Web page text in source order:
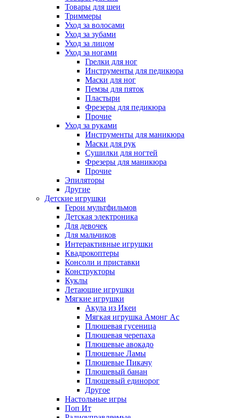
Товары для шеи
Триммеры
Уход за волосами
Уход за зубами
Уход за лицом
Уход за ногами
Грелки для ног
Инструменты для педикюра
Маски для ног
Пемзы для пяток
Пластыри
Фрезеры для педикюра
Прочие
Уход за руками
Инструменты для маникюра
Маски для рук
Сушилки для ногтей
Фрезеры для маникюра
Прочие
Эпиляторы
Другие
Детские игрушки
Герои мультфильмов
Детская электроника
Для девочек
Для мальчиков
Интерактивные игрушки
Квадрокоптеры
Консоли и приставки
Конструкторы
Куклы
Летающие игрушки
Мягкие игрушки
Акула из Икеи
Мягкая игрушка Амонг Ас
Плюшевая гусеница
Плюшевая черепаха
Плюшевые авокадо
Плюшевые Ламы
Плюшевые Пикачу
Плюшевый банан
Плюшевый единорог
Другое
Настольные игры
Поп Ит